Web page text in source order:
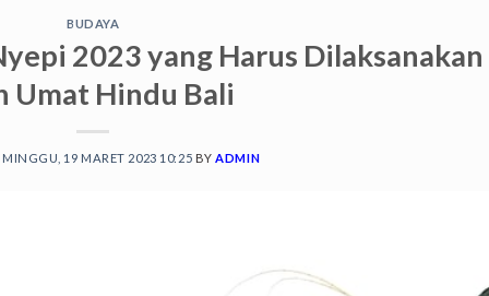
BUDAYA
2023 yang Harus Dilaksanakan
Umat Hindu Bali
MINGGU, 19 MARET 2023 10:25 BY ADMIN